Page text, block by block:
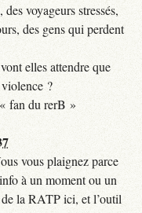
voyageurs stressés,
des gens qui perdent
elles attendre que
violence ?
fan du rerB »
vous plaignez parce
à un moment ou un
la RATP ici, et l’outil